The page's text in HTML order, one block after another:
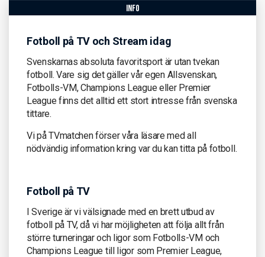
info
Fotboll på TV och Stream idag
Svenskarnas absoluta favoritsport är utan tvekan
fotboll. Vare sig det gäller vår egen Allsvenskan,
Fotbolls-VM, Champions League eller Premier
League finns det alltid ett stort intresse från svenska
tittare.
Vi på TVmatchen förser våra läsare med all
nödvändig information kring var du kan titta på fotboll.
Fotboll på TV
I Sverige är vi välsignade med en brett utbud av
fotboll på TV, då vi har möjligheten att följa allt från
större turneringar och ligor som Fotbolls-VM och
Champions League till ligor som Premier League,